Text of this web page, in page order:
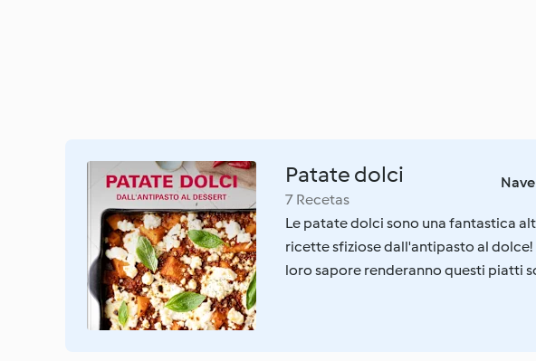
Patate dolci
7 Recetas
Le patate dolci sono una fantastica
ricette sfiziose dall'antipasto al dolce!
loro sapore renderanno questi piatti